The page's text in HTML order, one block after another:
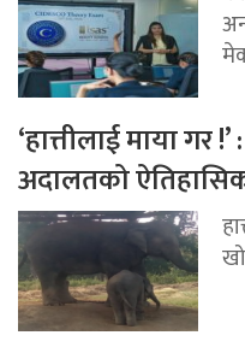
‘हात्तीलाई माया गर
अदालतको